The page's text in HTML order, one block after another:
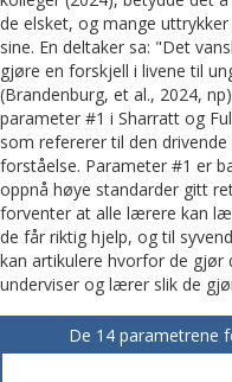
de elsket, og mange
sine. En deltaker sa: "Det
gjøre en forskjell i livene til
(Brandenburg, et al., 2024,
parameter #1 i Sharratt og
som refererer til den
forståelse. Parameter #1 er
oppnå høye standarder gitt
forventer at alle lærere kan
de får riktig hjelp, og til
kan artikulere hvorfor de
underviser og lærer slik de
De 14 parametrene